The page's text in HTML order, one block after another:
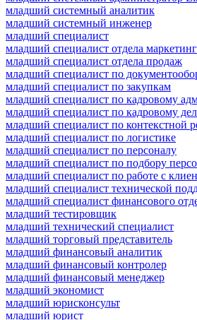
младший системный аналитик
младший системный инженер
младший специалист
младший специалист отдела
младший специалист отдела продаж
младший специалист по
младший специалист по закупкам
младший специалист по кадровому
младший специалист по кадровому
младший специалист по контекстной
младший специалист по логистике
младший специалист по персоналу
младший специалист по подбору
младший специалист по работе с
младший специалист технической
младший специалист финансового
младший тестировщик
младший технический специалист
младший торговый представитель
младший финансовый аналитик
младший финансовый контролер
младший финансовый менеджер
младший экономист
младший юрисконсульт
младший юрист